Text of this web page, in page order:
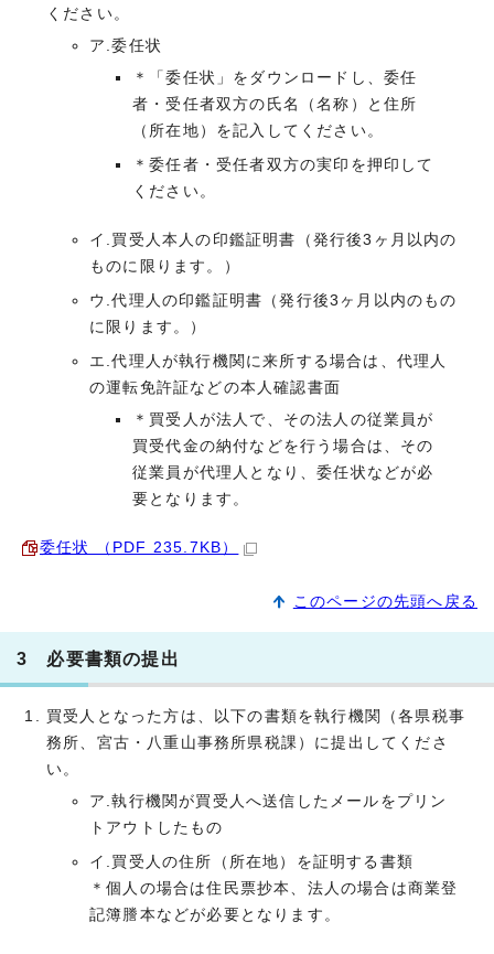
ください。
ア.委任状
＊「委任状」をダウンロードし、委任
者・受任者双方の氏名（名称）と住所
（所在地）を記入してください。
＊委任者・受任者双方の実印を押印して
ください。
イ.買受人本人の印鑑証明書（発行後3ヶ月以内の
ものに限ります。）
ウ.代理人の印鑑証明書（発行後3ヶ月以内のもの
に限ります。）
エ.代理人が執行機関に来所する場合は、代理人
の運転免許証などの本人確認書面
＊買受人が法人で、その法人の従業員が
買受代金の納付などを行う場合は、その
従業員が代理人となり、委任状などが必
要となります。
委任状 （PDF 235.7KB）
このページの先頭へ戻る
3 必要書類の提出
買受人となった方は、以下の書類を執行機関（各県税事
務所、宮古・八重山事務所県税課）に提出してくださ
い。
ア.執行機関が買受人へ送信したメールをプリン
トアウトしたもの
イ.買受人の住所（所在地）を証明する書類
＊個人の場合は住民票抄本、法人の場合は商業登
記簿謄本などが必要となります。